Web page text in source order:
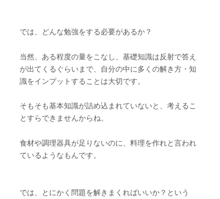
では、どんな勉強をする必要があるか？
当然、ある程度の量をこなし、基礎知識は反射で答え
が出てくるぐらいまで、自分の中に多くの解き方・知
識をインプットすることは大切です。
そもそも基本知識が詰め込まれていないと、考えるこ
とすらできませんからね。
食材や調理器具が足りないのに、料理を作れと言われ
ているようなもんです。
では、とにかく問題を解きまくればいいか？という